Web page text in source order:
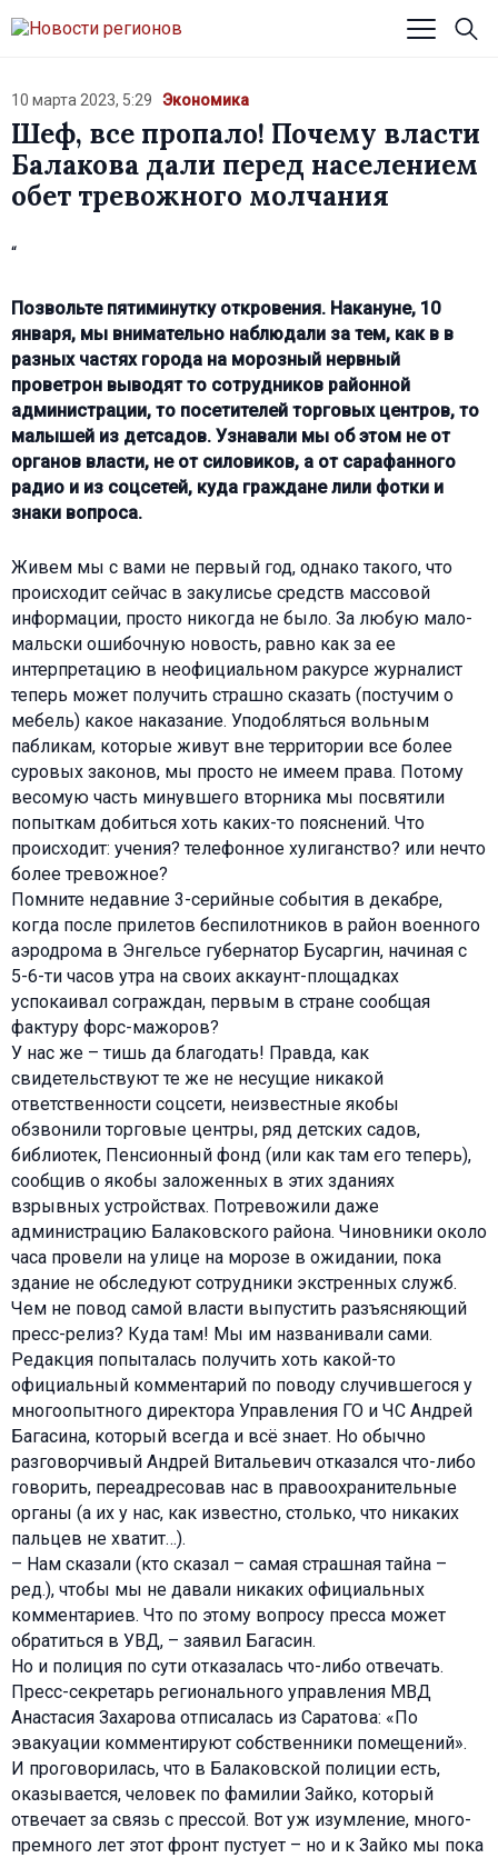
10 марта 2023, 5:29 Экономика
Шеф, все пропало! Почему власти
Балакова дали перед населением
обет тревожного молчания
“
Позвольте пятиминутку откровения. Накануне, 10
января, мы внимательно наблюдали за тем, как в в
разных частях города на морозный нервный
проветрон выводят то сотрудников районной
администрации, то посетителей торговых центров, то
малышей из детсадов. Узнавали мы об этом не от
органов власти, не от силовиков, а от сарафанного
радио и из соцсетей, куда граждане лили фотки и
знаки вопроса.
Живем мы с вами не первый год, однако такого, что
происходит сейчас в закулисье средств массовой
информации, просто никогда не было. За любую мало-
мальски ошибочную новость, равно как за ее
интерпретацию в неофициальном ракурсе журналист
теперь может получить страшно сказать (постучим о
мебель) какое наказание. Уподобляться вольным
пабликам, которые живут вне территории все более
суровых законов, мы просто не имеем права. Потому
весомую часть минувшего вторника мы посвятили
попыткам добиться хоть каких-то пояснений. Что
происходит: учения? телефонное хулиганство? или нечто
более тревожное?
Помните недавние 3-серийные события в декабре,
когда после прилетов беспилотников в район военного
аэродрома в Энгельсе губернатор Бусаргин, начиная с
5-6-ти часов утра на своих аккаунт-площадках
успокаивал сограждан, первым в стране сообщая
фактуру форс-мажоров?
У нас же – тишь да благодать! Правда, как
свидетельствуют те же не несущие никакой
ответственности соцсети, неизвестные якобы
обзвонили торговые центры, ряд детских садов,
библиотек, Пенсионный фонд (или как там его теперь),
сообщив о якобы заложенных в этих зданиях
взрывных устройствах. Потревожили даже
администрацию Балаковского района. Чиновники около
часа провели на улице на морозе в ожидании, пока
здание не обследуют сотрудники экстренных служб.
Чем не повод самой власти выпустить разъясняющий
пресс-релиз? Куда там! Мы им названивали сами.
Редакция попыталась получить хоть какой-то
официальный комментарий по поводу случившегося у
многоопытного директора Управления ГО и ЧС Андрей
Багасина, который всегда и всё знает. Но обычно
разговорчивый Андрей Витальевич отказался что-либо
говорить, переадресовав нас в правоохранительные
органы (а их у нас, как известно, столько, что никаких
пальцев не хватит…).
– Нам сказали (кто сказал – самая страшная тайна –
ред.), чтобы мы не давали никаких официальных
комментариев. Что по этому вопросу пресса может
обратиться в УВД, – заявил Багасин.
Но и полиция по сути отказалась что-либо отвечать.
Пресс-секретарь регионального управления МВД
Анастасия Захарова отписалась из Саратова: «По
эвакуации комментируют собственники помещений».
И проговорилась, что в Балаковской полиции есть,
оказывается, человек по фамилии Зайко, который
отвечает за связь с прессой. Вот уж изумление, много-
премного лет этот фронт пустует – но и к Зайко мы пока